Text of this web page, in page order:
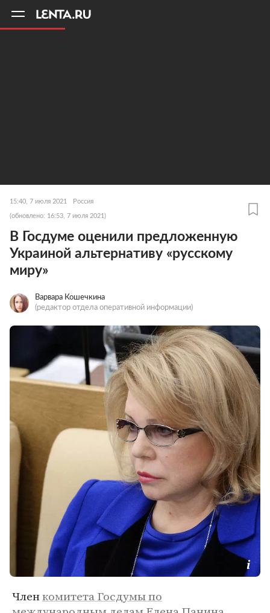
15:40, 7 июля 2021 Россия
(обновлено: 16:53, 7 июля 2021)
В Госдуме оценили предложенную
Украиной альтернативу «русскому
миру»
Варвара Кошечкина
(редактор отдела оперативной информации)
Членкомитета Госдумы по